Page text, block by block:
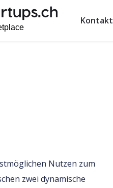
Kontakt
Nutzen zum
zwei dynamische